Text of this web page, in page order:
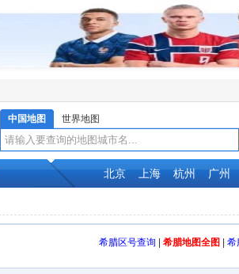
中国地图 世界地图
北京 上海 杭州 广州
希腊区号查询 希腊地图全图 希